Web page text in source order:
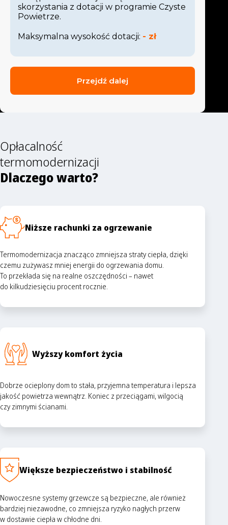
skorzystania z dotacji w programie Czyste
Powietrze.
Maksymalna wysokość dotacji: - zł
Przejdź dalej
Opłacalność
termomodernizacji
Dlaczego warto?
Niższe rachunki za ogrzewanie
Termomodernizacja znacząco zmniejsza straty ciepła, dzięki
czemu zużywasz mniej energii do ogrzewania domu.
To przekłada się na realne oszczędności – nawet
do kilkudziesięciu procent rocznie.
Wyższy komfort życia
Dobrze ocieplony dom to stała, przyjemna temperatura i lepsza
jakość powietrza wewnątrz. Koniec z przeciągami, wilgocią
czy zimnymi ścianami.
Większe bezpieczeństwo i stabilność
Nowoczesne systemy grzewcze są bezpieczne, ale również
bardziej niezawodne, co zmniejsza ryzyko nagłych przerw
w dostawie ciepła w chłodne dni.